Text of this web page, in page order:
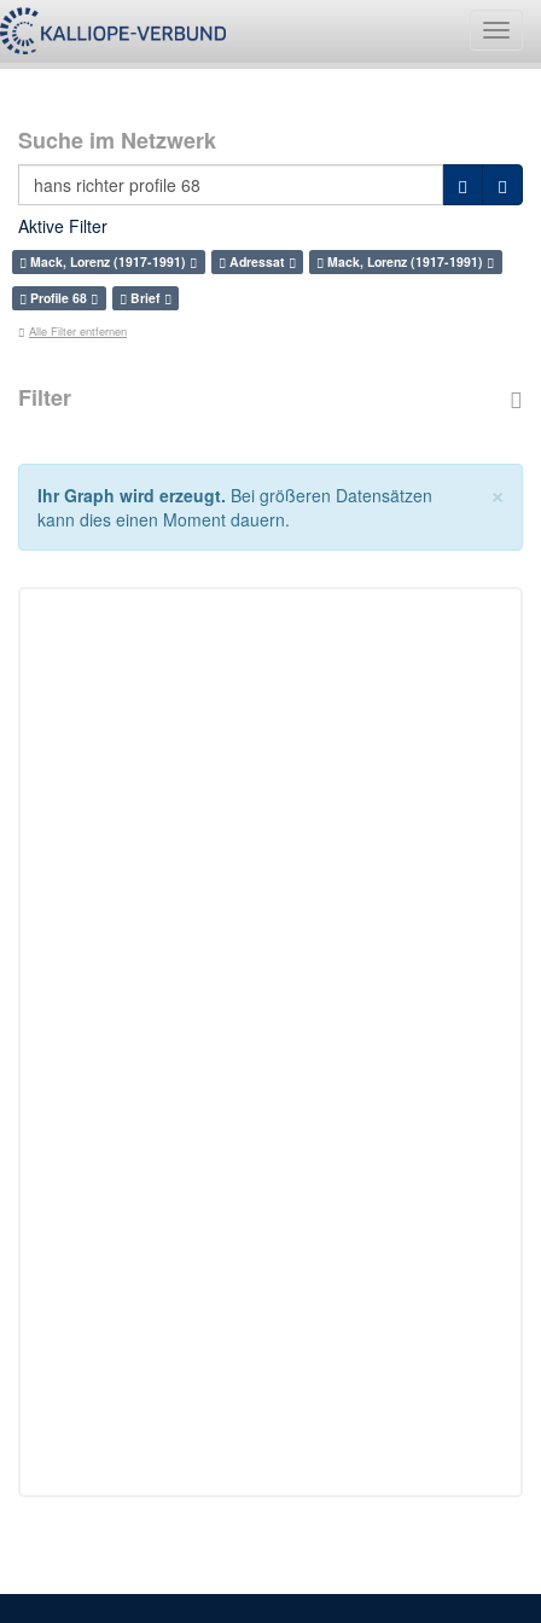
Suche im Netzwerk
Aktive Filter
Mack, Lorenz (1917-1991) Adressat
Mack, Lorenz (1917-1991)
Profile 68
Brief
Alle Filter entfernen
Filter
×
Ihr Graph wird erzeugt. Bei größeren Datensätzen
kann dies einen Moment dauern.